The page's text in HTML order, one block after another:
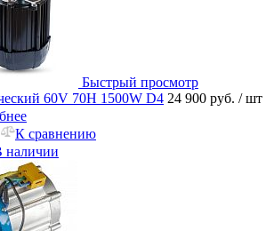
Быстрый просмотр
60V 70Н 1500W D4 24 900 руб. / шт
К сравнению
наличии